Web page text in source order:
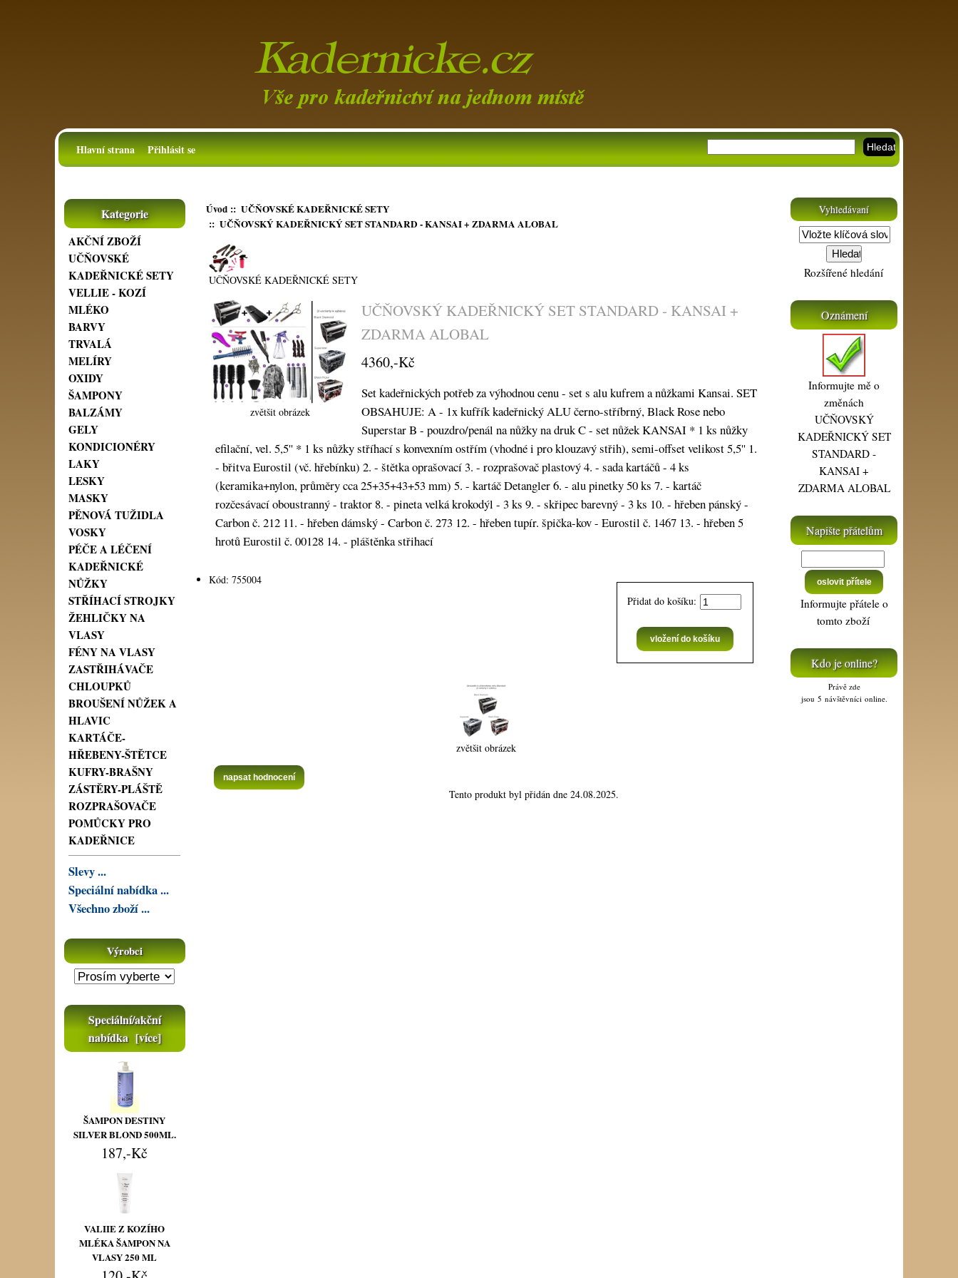
Hlavní strana Přihlásit se
Kategorie
AKČNÍ ZBOŽÍ
UČŇOVSKÉ
KADEŘNICKÉ SETY
VELLIE - KOZÍ
MLÉKO
BARVY
TRVALÁ
MELÍRY
OXIDY
ŠAMPONY
BALZÁMY
GELY
KONDICIONÉRY
LAKY
LESKY
MASKY
PĚNOVÁ TUŽIDLA
VOSKY
PÉČE A LÉČENÍ
KADEŘNICKÉ
NŮŽKY
STŘÍHACÍ STROJKY
ŽEHLIČKY NA
VLASY
FÉNY NA VLASY
ZASTŘIHÁVAČE
CHLOUPKŮ
BROUŠENÍ NŮŽEK A
HLAVIC
KARTÁČE-
HŘEBENY-ŠTĚTCE
KUFRY-BRAŠNY
ZÁSTĚRY-PLÁŠTĚ
ROZPRAŠOVAČE
POMŮCKY PRO
KADEŘNICE
Slevy ...
Speciální nabídka ...
Všechno zboží ...
Výrobci
Speciální/akční
nabídka [více]
ŠAMPON DESTINY
SILVER BLOND 500ML.
187,-Kč
VALIIE Z KOZÍHO
MLÉKA ŠAMPON NA
VLASY 250 ML
Úvod:: UČŇOVSKÉ KADEŘNICKÉ SETY
:: UČŇOVSKÝ KADEŘNICKÝ SET STANDARD - KANSAI + ZDARMA ALOBAL
UČŇOVSKÉ KADEŘNICKÉ SETY
zvětšit obrázek
UČŇOVSKÝ KADEŘNICKÝ SET STANDARD - KANSAI +
ZDARMA ALOBAL
4360,-Kč
Set kadeřnických potřeb za výhodnou cenu - set s alu kufrem a nůžkami Kansai. SET
OBSAHUJE: A - 1x kufřík kadeřnický ALU černo-stříbrný, Black Rose nebo
Superstar B - pouzdro/penál na nůžky na druk C - set nůžek KANSAI * 1 ks nůžky
efilační, vel. 5,5'' * 1 ks nůžky stříhací s konvexním ostřím (vhodné i pro klouzavý střih), semi-offset velikost 5,5'' 1.
- břitva Eurostil (vč. hřebínku) 2. - štětka oprašovací 3. - rozprašovač plastový 4. - sada kartáčů - 4 ks
(keramika+nylon, průměry cca 25+35+43+53 mm) 5. - kartáč Detangler 6. - alu pinetky 50 ks 7. - kartáč
rozčesávací oboustranný - traktor 8. - pineta velká krokodýl - 3 ks 9. - skřipec barevný - 3 ks 10. - hřeben pánský -
Carbon č. 212 11. - hřeben dámský - Carbon č. 273 12. - hřeben tupír. špička-kov - Eurostil č. 1467 13. - hřeben 5
hrotů Eurostil č. 00128 14. - pláštěnka střihací
Přidat do košíku:
Kód: 755004
zvětšit obrázek
napsat hodnocení
Tento produkt byl přidán dne 24.08.2025.
Vyhledávaní
Rozšířené hledání
Oznámení
Informujte mě o
změnách
UČŇOVSKÝ
KADEŘNICKÝ SET
STANDARD -
KANSAI +
ZDARMA ALOBAL
Napište přátelům
Informujte přátele o
tomto zboží
Kdo je online?
Právě zde
jsou 5 návštěvníci online.